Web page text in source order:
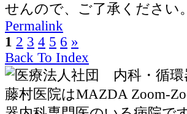
せんので、ご了承ください。
Permalink
1 2 3 4 5 6 »
Back To Index